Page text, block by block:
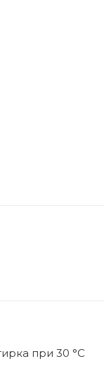
при 30 °C